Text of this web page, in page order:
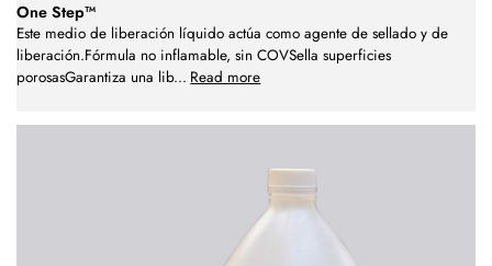
One Step™
Este medio de liberación líquido actúa como agente de sellado y de
liberación.Fórmula no inflamable, sin COVSella superficies
porosasGarantiza una lib... Read more